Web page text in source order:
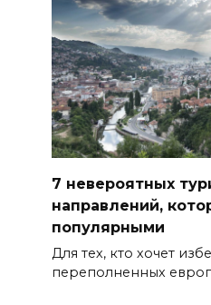
7 невероятных
направлений,
популярными
Для тех, кто хочет
переполненных